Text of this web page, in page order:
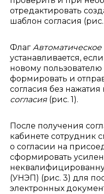
отредактировать
шаблон согласия (рис.
Флаг
устанавливается,
новому
формировать и
согласия без нажатия
согласия (рис. 1).
После получения
кабинете сотрудник
о согласии на
сформировать
(УНЭП) (рис. 3) для
электронных